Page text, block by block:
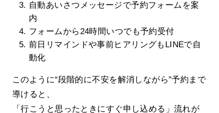
自動あいさつメッセージで予約フォームを案
内
フォームから24時間いつでも予約受付
前日リマインドや事前ヒアリングもLINEで自
動化
このように“段階的に不安を解消しながら”予約まで
導けると、
「行こうと思ったときにすぐ申し込める」流れが